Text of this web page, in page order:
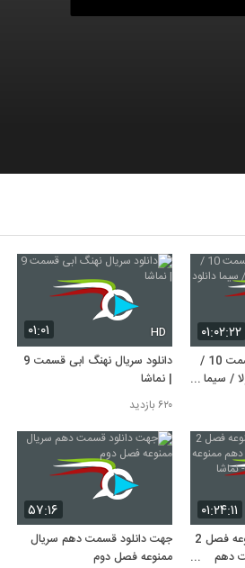
۰۱:۰۲:۲۲
دانلود سریال هیولا قسمت 10 /
/ سیما
۰۱:۰۱ HD
دانلود سریال نهنگ ابی قسمت 9
| نماشا
۶۲۰ بازدید
۰۱:۲۴:۱۱
دانلود قسمت 10 ممنوعه فصل 2
دهم
۵۷:۱۶
جهت دانلود قسمت دهم سریال
ممنوعه فصل دوم